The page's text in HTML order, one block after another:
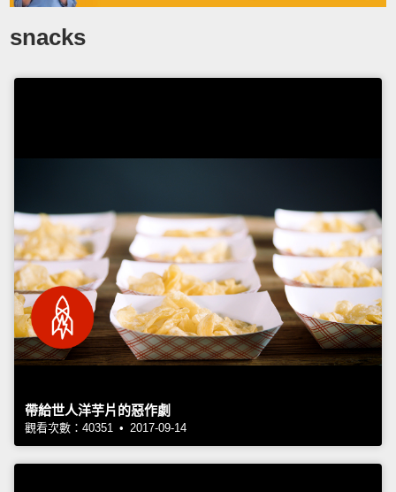
snacks
帶給世人洋芋片的惡作劇
觀看次數：40351 • 2017-09-14